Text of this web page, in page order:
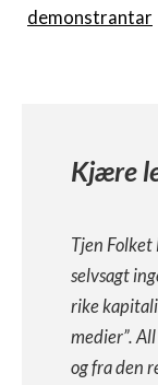
demonstrantar
Kjære
Tjen
selvsagt
rike
medier”.
og fra den